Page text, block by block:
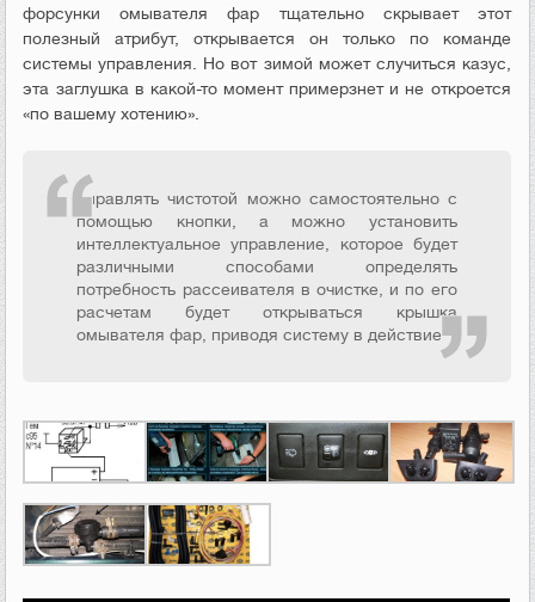
форсунки омывателя фар тщательно скрывает этот
полезный атрибут, открывается он только по команде
системы управления. Но вот зимой может случиться казус,
эта заглушка в какой-то момент примерзнет и не откроется
«по вашему хотению».
Управлять чистотой можно самостоятельно с
помощью кнопки, а можно установить
интеллектуальное управление, которое будет
различными способами определять
потребность рассеивателя в очистке, и по его
расчетам будет открываться крышка
омывателя фар, приводя систему в действие.